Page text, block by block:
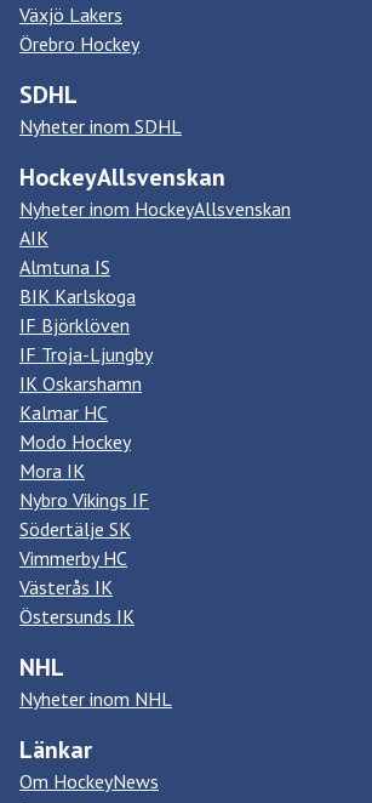
Växjö Lakers
Örebro Hockey
SDHL
Nyheter inom SDHL
HockeyAllsvenskan
Nyheter inom HockeyAllsvenskan
AIK
Almtuna IS
BIK Karlskoga
IF Björklöven
IF Troja-Ljungby
IK Oskarshamn
Kalmar HC
Modo Hockey
Mora IK
Nybro Vikings IF
Södertälje SK
Vimmerby HC
Västerås IK
Östersunds IK
NHL
Nyheter inom NHL
Länkar
Om HockeyNews